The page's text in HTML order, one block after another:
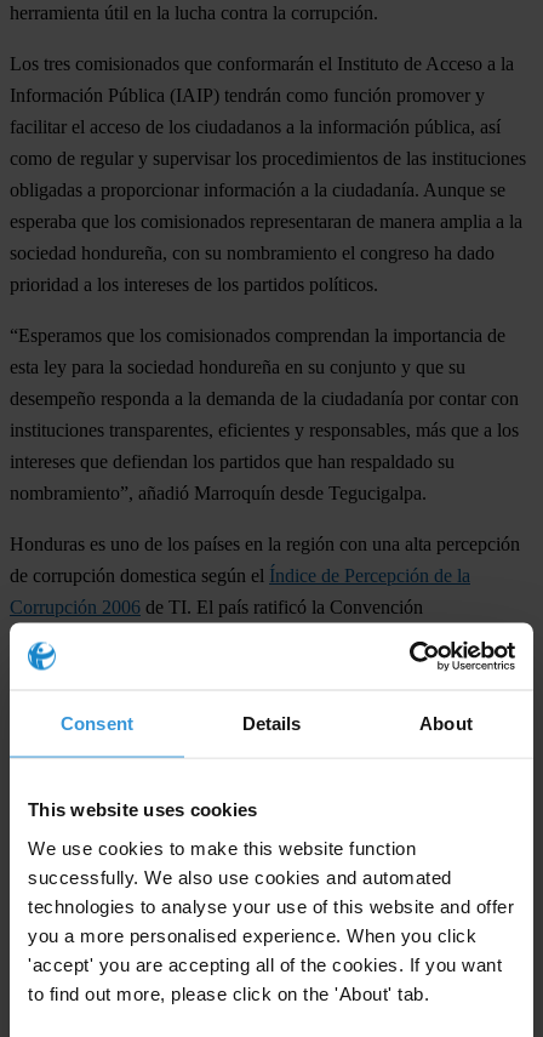
Consent Details About
This website uses cookies
We use cookies to make this website function
successfully. We also use cookies and automated
technologies to analyse your use of this website and offer
you a more personalised experience. When you click
'accept' you are accepting all of the cookies. If you want
to find out more, please click on the 'About' tab.
herramienta útil en la lucha contra la corrupción.
Los tres comisionados que conformarán el Instituto de Acceso a la
Información Pública (IAIP) tendrán como función promover y
facilitar el acceso de los ciudadanos a la información pública, así
como de regular y supervisar los procedimientos de las instituciones
obligadas a proporcionar información a la ciudadanía. Aunque se
esperaba que los comisionados representaran de manera amplia a la
sociedad hondureña, con su nombramiento el congreso ha dado
prioridad a los intereses de los partidos políticos.
“Esperamos que los comisionados comprendan la importancia de
esta ley para la sociedad hondureña en su conjunto y que su
desempeño responda a la demanda de la ciudadanía por contar con
instituciones transparentes, eficientes y responsables, más que a los
intereses que defiendan los partidos que han respaldado su
nombramiento”, añadió Marroquín desde Tegucigalpa.
Honduras es uno de los países en la región con una alta percepción
de corrupción domestica según el Índice de Percepción de la
Corrupción 2006 de TI. El país ratificó la Convención
Interamericana contra la Corrupción en 1998 y ha cualificado para
ayuda externa debido a los pasos tomados en contra de la
derecho de acceso a la información.
civil que lidera la lucha contra la corrupción.
For any press enquiries please contact
En Centroamérica: